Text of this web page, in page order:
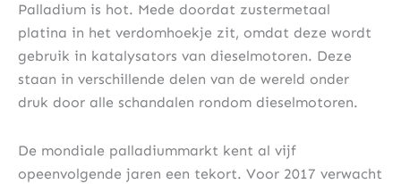
Palladium is hot. Mede doordat zustermetaal
platina in het verdomhoekje zit, omdat deze wordt
gebruik in katalysators van dieselmotoren. Deze
staan in verschillende delen van de wereld onder
druk door alle schandalen rondom dieselmotoren.
De mondiale palladiummarkt kent al vijf
opeenvolgende jaren een tekort. Voor 2017 verwacht